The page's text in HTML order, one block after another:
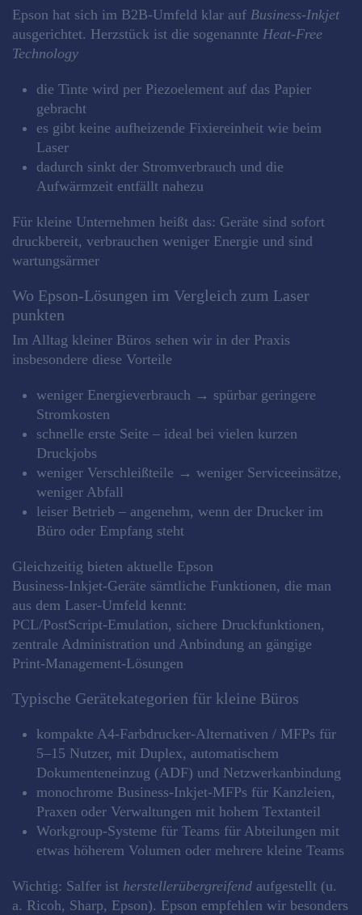
Epson hat sich im B2B‑Umfeld klar auf Business‑Inkjet
ausgerichtet. Herzstück ist die sogenannte Heat‑Free
Technology
die Tinte wird per Piezoelement auf das Papier
gebracht
es gibt keine aufheizende Fixiereinheit wie beim
Laser
dadurch sinkt der Stromverbrauch und die
Aufwärmzeit entfällt nahezu
Für kleine Unternehmen heißt das: Geräte sind sofort
druckbereit, verbrauchen weniger Energie und sind
wartungsärmer
Wo Epson‑Lösungen im Vergleich zum Laser
punkten
Im Alltag kleiner Büros sehen wir in der Praxis
insbesondere diese Vorteile
weniger Energieverbrauch → spürbar geringere
Stromkosten
schnelle erste Seite – ideal bei vielen kurzen
Druckjobs
weniger Verschleißteile → weniger Serviceeinsätze,
weniger Abfall
leiser Betrieb – angenehm, wenn der Drucker im
Büro oder Empfang steht
Gleichzeitig bieten aktuelle Epson
Business‑Inkjet‑Geräte sämtliche Funktionen, die man
aus dem Laser‑Umfeld kennt:
PCL/PostScript‑Emulation, sichere Druckfunktionen,
zentrale Administration und Anbindung an gängige
Print‑Management‑Lösungen
Typische Gerätekategorien für kleine Büros
kompakte A4‑Farbdrucker‑Alternativen / MFPs für
5–15 Nutzer, mit Duplex, automatischem
Dokumenteneinzug (ADF) und Netzwerkanbindung
monochrome Business‑Inkjet‑MFPs für Kanzleien,
Praxen oder Verwaltungen mit hohem Textanteil
Workgroup‑Systeme für Teams für Abteilungen mit
etwas höherem Volumen oder mehrere kleine Teams
Wichtig: Salfer ist herstellerübergreifend aufgestellt (u.
a. Ricoh, Sharp, Epson). Epson empfehlen wir besonders